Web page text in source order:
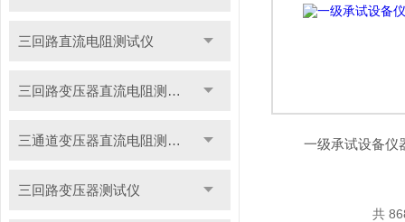
三回路直流电阻测试仪
三回路变压器直流电阻测试仪
三通道变压器直流电阻测试仪
三回路变压器测试仪
一级承试设备仪
共